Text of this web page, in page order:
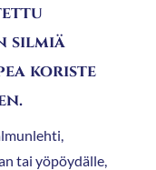
silmiä
koriste
tai yöpöydälle,